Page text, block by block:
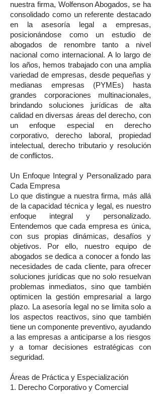
nuestra firma, Wolfenson Abogados, se ha
consolidado como un referente destacado
en la asesoría legal a empresas,
posicionándose como un estudio de
abogados de renombre tanto a nivel
nacional como internacional. A lo largo de
los años, hemos trabajado con una amplia
variedad de empresas, desde pequeñas y
medianas empresas (PYMEs) hasta
grandes corporaciones multinacionales,
brindando soluciones jurídicas de alta
calidad en diversas áreas del derecho, con
un enfoque especial en derecho
corporativo, derecho laboral, propiedad
intelectual, derecho tributario y resolución
de conflictos.
Un Enfoque Integral y Personalizado para
Cada Empresa
Lo que distingue a nuestra firma, más allá
de la capacidad técnica y legal, es nuestro
enfoque integral y personalizado.
Entendemos que cada empresa es única,
con sus propias dinámicas, desafíos y
objetivos. Por ello, nuestro equipo de
abogados se dedica a conocer a fondo las
necesidades de cada cliente, para ofrecer
soluciones jurídicas que no solo resuelvan
problemas inmediatos, sino que también
optimicen la gestión empresarial a largo
plazo. La asesoría legal no se limita solo a
los aspectos reactivos, sino que también
tiene un componente preventivo, ayudando
a las empresas a anticiparse a los riesgos
y a tomar decisiones estratégicas con
seguridad.
Áreas de Práctica y Especialización
1. Derecho Corporativo y Comercial